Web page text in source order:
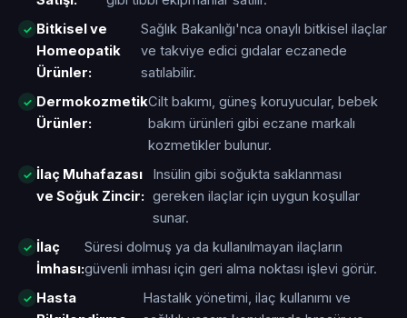
Bitkisel ve
Homeopatik
Ürünler:
Sağlık Bakanlığı'nca onaylı bitkisel ilaçlar
ve takviye edici gıdalar eczanede
satılabilir.
Dermokozmetik
Ürünler:
Cilt bakımı, güneş koruyucular, bebek
bakım ürünleri gibi eczane markalı
kozmetikler bulunur.
İlaç Muhafazası
ve Soğuk Zincir:
Insülin gibi soğukta saklanması
gereken ilaçlar için uygun koşullar
sunar.
İlaç
İmhası:
Süresi dolmuş ya da kullanılmayan ilaçların
güvenli imhası için geri alma noktası işlevi görür.
Hasta
Hastalık yönetimi, ilaç kullanımı ve